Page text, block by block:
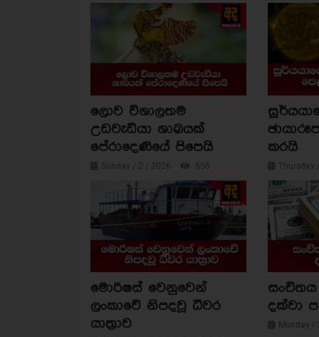
ලොව විශාලතම
උඩවැඩියා ශාඛයක්
පේරාදෙණියේ පිපෙයි
Sunday / 2 / 2026 556
කරයි
මොරිෂස් වෙනුවෙන්
ලංකාවේ නිපදවූ ධීවර
යාත්‍රාව
සංචිතය
දක්වා
Monday